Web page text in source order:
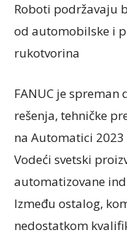
Roboti podržavaju
od automobilske i
rukotvorina
FANUC je
rešenja, tehničke
na Automatici
Vodeći svetski
automatizovane
Između ostalog,
nedostatkom